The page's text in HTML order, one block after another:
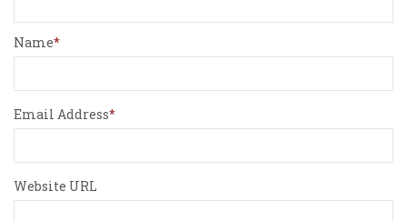
Name
Email Address
Website URL